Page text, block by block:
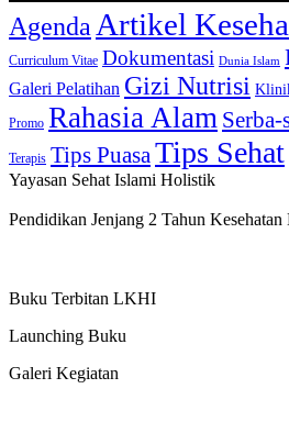
Agenda Artikel
Curriculum Vitae Dokumentasi Dunia Islam
Galeri Pelatihan Gizi Nutrisi
Promo Rahasia Alam Serba-
Terapis Tips PuasaTips Sehat
Yayasan Sehat Islami Holistik
Pendidikan Jenjang 2 Tahun
Buku Terbitan LKHI
Launching Buku
Galeri Kegiatan